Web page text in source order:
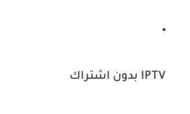
IPTV بدون اشتراك